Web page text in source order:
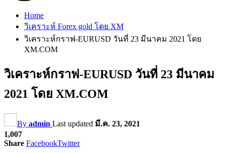
Home
วิเคราะห์ Forex gold โดย XM
วิเคราะห์กราฟ-EURUSD วันที่ 23 มีนาคม 2021 โดย
XM.COM
วิเคราะห์กราฟ-EURUSD วันที่ 23 มีนาคม
2021 โดย XM.COM
By admin Last updated มี.ค. 23, 2021
1,007
Share FacebookTwitter